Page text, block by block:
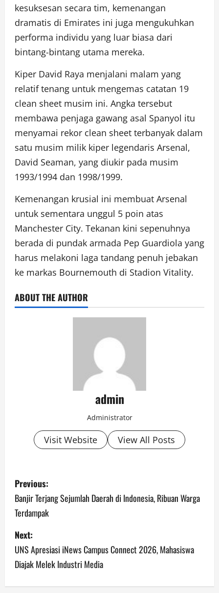
kesuksesan secara tim, kemenangan
dramatis di Emirates ini juga mengukuhkan
performa individu yang luar biasa dari
bintang-bintang utama mereka.
Kiper David Raya menjalani malam yang
relatif tenang untuk mengemas catatan 19
clean sheet musim ini. Angka tersebut
membawa penjaga gawang asal Spanyol itu
menyamai rekor clean sheet terbanyak dalam
satu musim milik kiper legendaris Arsenal,
David Seaman, yang diukir pada musim
1993/1994 dan 1998/1999.
Kemenangan krusial ini membuat Arsenal
untuk sementara unggul 5 poin atas
Manchester City. Tekanan kini sepenuhnya
berada di pundak armada Pep Guardiola yang
harus melakoni laga tandang penuh jebakan
ke markas Bournemouth di Stadion Vitality.
ABOUT THE AUTHOR
admin
Administrator
Visit Website View All Posts
P
o
s
t
n
a
Previous:
Banjir Terjang Sejumlah Daerah di Indonesia, Ribuan Warga
Terdampak
Next:
UNS Apresiasi iNews Campus Connect 2026, Mahasiswa
Diajak Melek Industri Media